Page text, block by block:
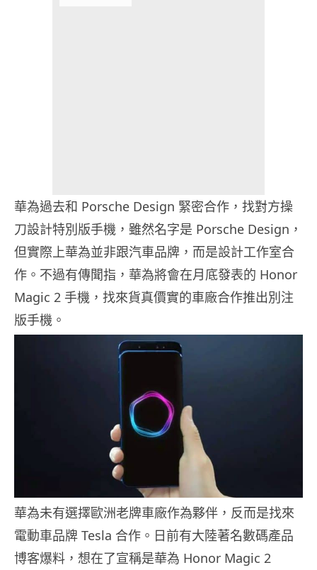
華為過去和 Porsche Design 緊密合作，找對方操
刀設計特別版手機，雖然名字是 Porsche Design，
但實際上華為並非跟汽車品牌，而是設計工作室合
作。不過有傳聞指，華為將會在月底發表的 Honor
Magic 2 手機，找來貨真價實的車廠合作推出別注
版手機。
華為未有選擇歐洲老牌車廠作為夥伴，反而是找來
電動車品牌 Tesla 合作。日前有大陸著名數碼產品
博客爆料，想在了宣稱是華為 Honor Magic 2